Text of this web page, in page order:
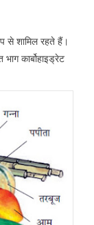
से शामिल रहते हैं।
कार्बोहाइड्रेट